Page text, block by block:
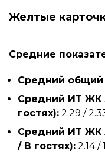
Желтые
Средние
Средний общий
Средний ИТ ЖК
гостях): 2.29 /
Средний ИТ ЖК
/ В гостях): 2.14 /